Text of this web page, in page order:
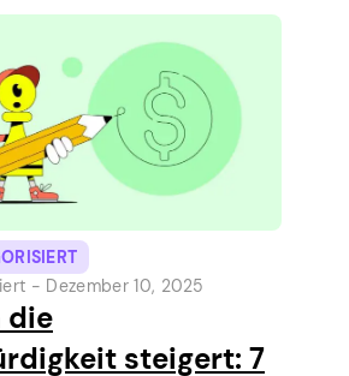
- Dezember 10, 2025
die
steigert: 7